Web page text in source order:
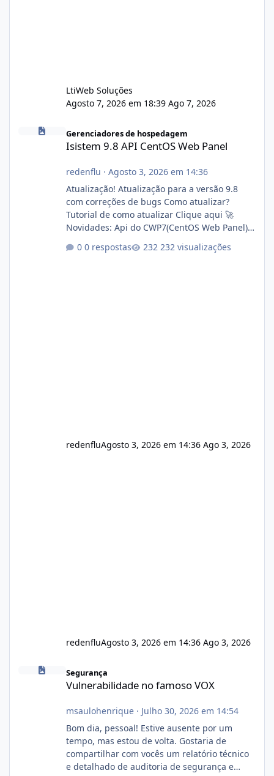
LtiWeb Soluções
Agosto 7, 2026 em 18:39 Ago 7, 2026
Isistem 9.8 API CentOS Web Panel
Gerenciadores de hospedagem
Isistem 9.8 API CentOS Web Panel
redenflu · Agosto 3, 2026 em 14:36
Atualização! Atualização para a versão 9.8
com correções de bugs Como atualizar?
Tutorial de como atualizar Clique aqui 🚀
Novidades: Api do CWP7(CentOS Web Panel)
autorizado a usasr o isistem:
0 respostas 232 visualizações
redenfluAgosto 3, 2026 em 14:36 Ago 3, 2026
redenfluAgosto 3, 2026 em 14:36 Ago 3, 2026
Vulnerabilidade no famoso VOX
Segurança
Vulnerabilidade no famoso VOX
msaulohenrique· Julho 30, 2026 em 14:54
Bom dia, pessoal! Estive ausente por um
tempo, mas estou de volta. Gostaria de
compartilhar com vocês um relatório técnico
e detalhado de auditoria de segurança e